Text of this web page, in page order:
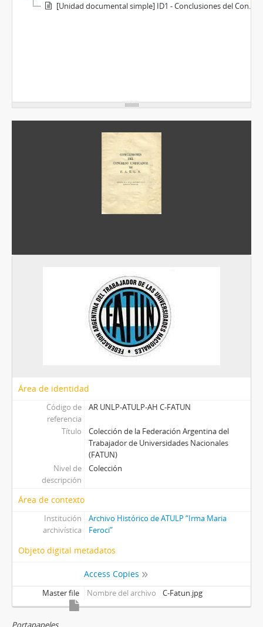
[Unidad documental simple] ID1 - Conclusiones del Congreso Unificardor de FATUN
Área de identidad
Código de
referencia
AR UNLP-ATULP-AH C-FATUN
Título
Colección de la Federación Argentina del
Trabajador de Universidades Nacionales
(FATUN)
Nivel de
descripción
Colección
Área de contexto
Institución
archivística
Archivo Histórico de ATULP “Irma Maria
Feroci”
Objeto digital metadatos
Access Copies
Master file Nombre del archivo C-Fatun.jpg
Portapapeles